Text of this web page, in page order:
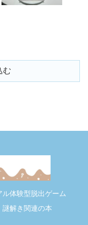
む
ル体験型脱出ゲーム
謎解き関連の本